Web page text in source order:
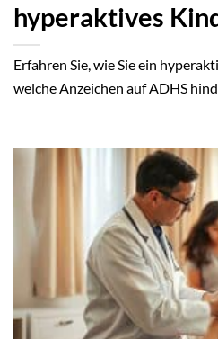
hyperaktives
Erfahren Sie, wie Sie ein
welche Anzeichen auf ADHS